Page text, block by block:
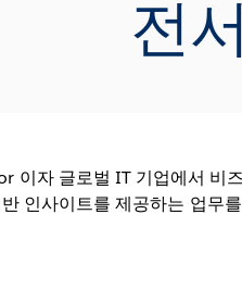
전
자 글로벌 IT 기업에서 비
인사이트를 제공하는 업무